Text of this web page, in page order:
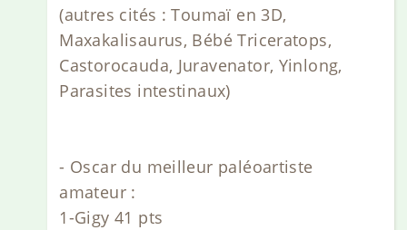
(autres cités : Toumaï en 3D,
Maxakalisaurus, Bébé Triceratops,
Castorocauda, Juravenator, Yinlong,
Parasites intestinaux)
- Oscar du meilleur paléoartiste
amateur :
1-Gigy 41 pts